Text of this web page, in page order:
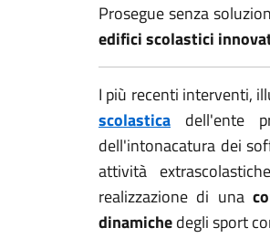
Prosegue senza
edifici scolastici
I più recenti interventi,
scolastica dell'ente
dell'intonacatura dei
attività
realizzazione di una
dinamichedegli sport